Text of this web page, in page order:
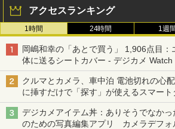
アクセスランキング
1時間 24時間 1週
岡嶋和幸の「あとで買う」 1,906点目：
体に送るシートカバー - デジカメ Watch
クルマとカメラ、車中泊 電池切れの心
に挿すだけで「探す」が使えるスマー
デジカメアイテム丼：ありそうでなかっ
のための写真編集アプリ カメラデフォ